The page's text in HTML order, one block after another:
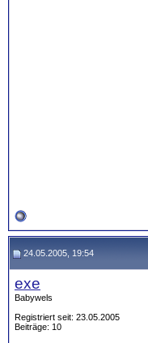
24.05.2005, 19:54
exe
Babywels
Registriert seit: 23.05.2005
Beiträge: 10